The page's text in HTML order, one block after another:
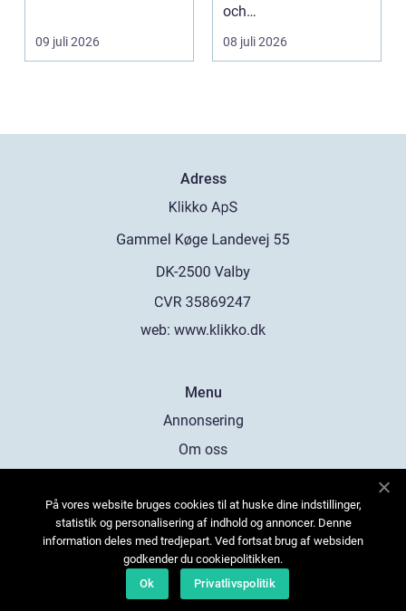
09 juli 2026
och
trädgårdsentusiaster.
Det är ett m...
08 juli 2026
Adress
web: www.klikko.dk
Menu
Annonsering
Om oss
Kontakta oss
Sitemap
På vores website bruges cookies til at huske dine indstillinger,
statistik og personalisering af indhold og annoncer. Denne
information deles med tredjepart. Ved fortsat brug af websiden
godkender du cookiepolitikken.
Ok
Privatlivspolitik